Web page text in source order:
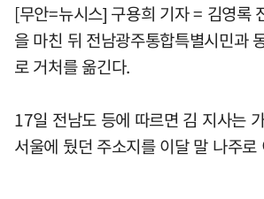
[무안=뉴시스] 구용희 기자 = 김영록
을 마친 뒤 전남광주통합특별시민과
로 거처를 옮긴다.
17일 전남도 등에 따르면 김 지사는
서울에 뒀던 주소지를 이달 말 나주로